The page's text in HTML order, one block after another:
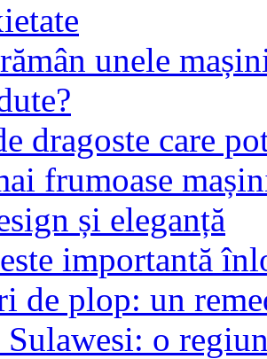
unele
dragoste care
frumoase
și eleganță
importantă
de plop: un
Sulawesi: o